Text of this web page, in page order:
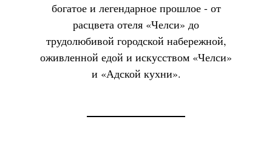
богатое и легендарное прошлое - от
расцвета отеля «Челси» до
трудолюбивой городской набережной,
оживленной едой и искусством «Челси»
и «Адской кухни».